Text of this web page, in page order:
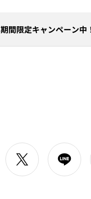
期間限定キャンペーン